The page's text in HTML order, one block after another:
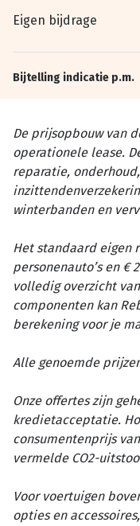
Eigen bijdrage
Bijtelling indicatie p.m.
De prijsopbouw van
operationele lease.
reparatie,
winterbanden en
Het standaard eigen
personenauto’s en €
volledig overzicht
componenten kan
berekening voor je
Alle genoemde
Onze offertes zijn
kredietacceptatie.
consumentenprijs
vermelde CO2-
Voor voertuigen
opties en